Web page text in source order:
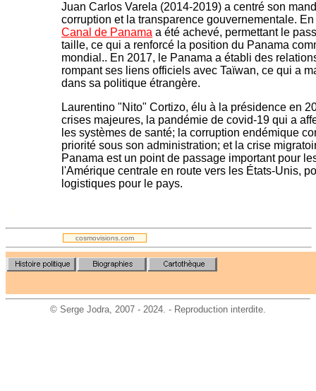
Juan Carlos Varela (2014-2019) a centré son
corruption et la transparence gouvernementale.
Canal de Panama a été achevé, permettant le
taille, ce qui a renforcé la position du Panama
mondial.. En 2017, le Panama a établi des
rompant ses liens officiels avec Taïwan, ce qui a
dans sa politique étrangère.
Laurentino "Nito" Cortizo, élu à la présidence en
crises majeures, la pandémie de covid-19 qui a
les systèmes de santé; la corruption endémique
priorité sous son administration; et la crise
Panama est un point de passage important pour
l'Amérique centrale en route vers les États-Unis,
logistiques pour le pays.
.
cosmovisions.com
© Serge Jodra, 2007 - 2024. - Reproduction interdite.